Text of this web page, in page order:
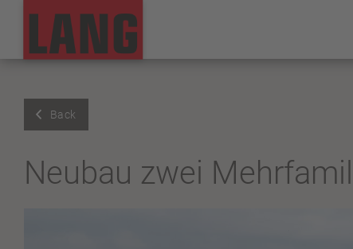
Back
Neubau zwei